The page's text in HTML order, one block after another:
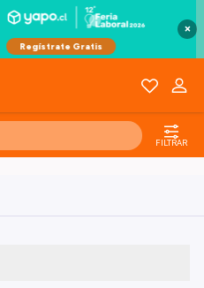
×
FILTRAR